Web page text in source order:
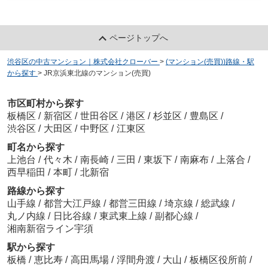
ページトップへ
渋谷区の中古マンション｜株式会社クローバー > (マンション(売買))路線・駅
から探す > JR京浜東北線のマンション(売買)
市区町村から探す
板橋区 / 新宿区 / 世田谷区 / 港区 / 杉並区 / 豊島区 /
渋谷区 / 大田区 / 中野区 / 江東区
町名から探す
上池台 / 代々木 / 南長崎 / 三田 / 東坂下 / 南麻布 / 上落合 /
西早稲田 / 本町 / 北新宿
路線から探す
山手線 / 都営大江戸線 / 都営三田線 / 埼京線 / 総武線 /
丸ノ内線 / 日比谷線 / 東武東上線 / 副都心線 /
湘南新宿ライン宇須
駅から探す
板橋 / 恵比寿 / 高田馬場 / 浮間舟渡 / 大山 / 板橋区役所前 /